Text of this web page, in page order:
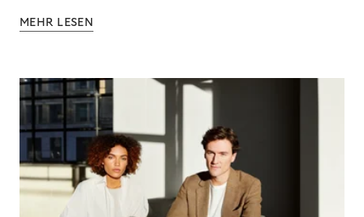
MEHR LESEN